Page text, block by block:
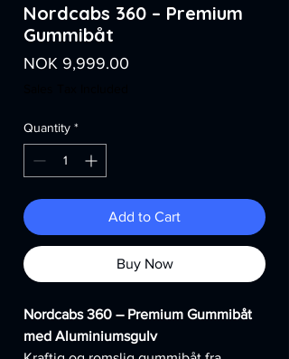
Nordcabs 360 – Premium
Gummibåt
NOK 9,999.00
Quantity *
Add to Cart
Buy Now
Nordcabs 360 – Premium Gummibåt
med Aluminiumsgulv